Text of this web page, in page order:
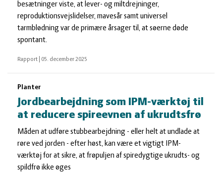
besætninger viste, at lever- og miltdrejninger,
reproduktionsvejslidelser, mavesår samt universel
tarmblødning var de primære årsager til, at søerne døde
spontant.
Rapport 05. december 2025
Planter
Jordbearbejdning som IPM-værktøj til
at reducere spireevnen af ukrudtsfrø
Måden at udføre stubbearbejdning - eller helt at undlade at
røre ved jorden - efter høst, kan være et vigtigt IPM-
værktøj for at sikre, at frøpuljen af spiredygtige ukrudts- og
spildfrø ikke øges